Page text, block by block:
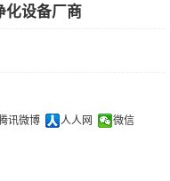
化设备厂商
讯微博 人人网 微信